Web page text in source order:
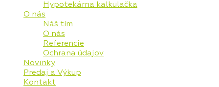
Hypotekárna kalkulačka
O nás
Náš tím
O nás
Referencie
Ochrana údajov
Novinky
Predaj a Výkup
Kontakt